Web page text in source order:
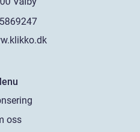
oss